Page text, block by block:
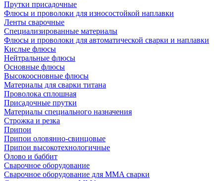
Прутки присадочные
Флюсы и проволоки для износостойкой наплавки
Ленты сварочные
Специализированные материалы
Флюсы и проволоки для автоматической сварки и наплавки
Кислые флюсы
Нейтральные флюсы
Основные флюсы
Высокоосновные флюсы
Материалы для сварки титана
Проволока сплошная
Присадочные прутки
Материалы специального назначения
Строжка и резка
Припои
Припои оловянно-свинцовые
Припои высокотехнологичные
Олово и баббит
Сварочное оборудование
Сварочное оборудование для MMA сварки